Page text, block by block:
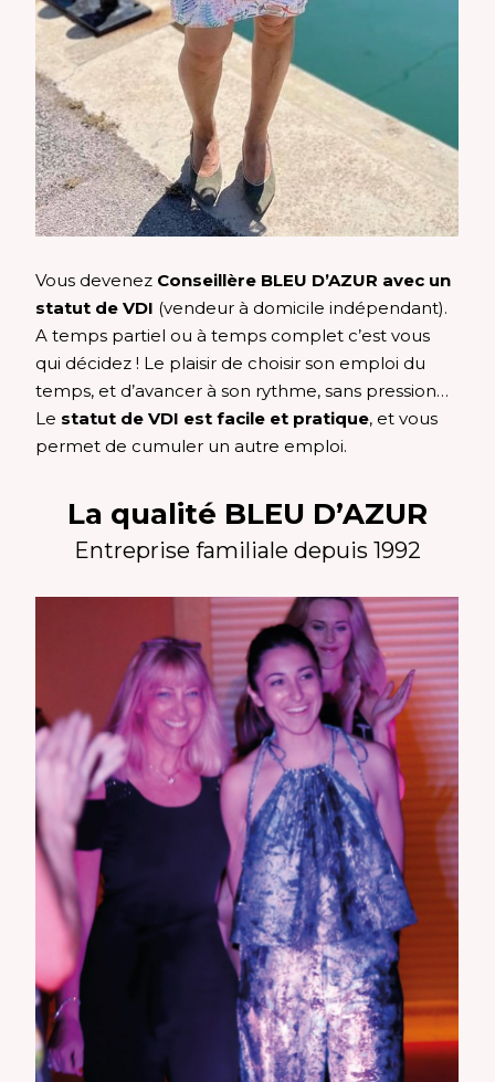
Vous devenez Conseillère BLEU D’AZUR avec un
statut de VDI (vendeur à domicile indépendant).
A temps partiel ou à temps complet c’est vous
qui décidez ! Le plaisir de choisir son emploi du
temps, et d’avancer à son rythme, sans pression…
Le statut de VDI est facile et pratique, et vous
permet de cumuler un autre emploi.
La qualité BLEU D’AZUR
Entreprise familiale depuis 1992